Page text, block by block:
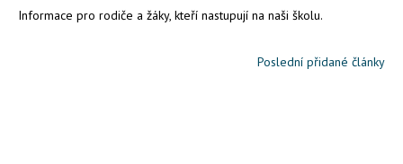
Informace pro rodiče a žáky, kteří nastupují na naši školu.
Poslední přidané články